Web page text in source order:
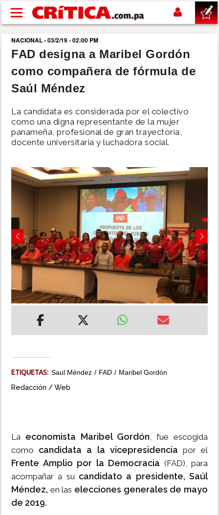
Pasar al contenido principal
buscar
SUCESOS
POLÍTICA
DEPORTES
INSÓLITAS
MULTIMEDIA
IMPRESO
NACIONAL - 03/2/19 - 02:00 PM
FAD designa a Maribel Gordón
como compañera de fórmula de
Saúl Méndez
La candidata es considerada por el colectivo
como una digna representante de la mujer
panameña, profesional de gran trayectoria,
docente universitaria y luchadora social.
Previous Next
ETIQUETAS: Saul Méndez FAD Maribel Gordón
Redacción / Web
La economista Maribel Gordón, fue escogida
como candidata a la vicepresidencia por el
Frente Amplio por la Democracia (FAD), para
acompañar a su candidato a presidente, Saúl
Méndez, en las elecciones generales de mayo
de 2019.